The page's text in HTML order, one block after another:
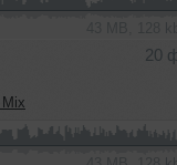
20